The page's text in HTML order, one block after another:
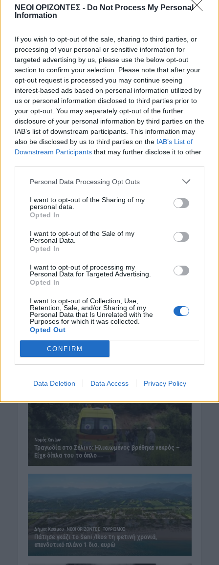
ΝΕΟΙ ΟΡΙΖΟΝΤΕΣ - Do Not Process My Personal
Information
If you wish to opt-out of the sale, sharing to third parties, or
processing of your personal or sensitive information for
targeted advertising by us, please use the below opt-out
section to confirm your selection. Please note that after your
opt-out request is processed you may continue seeing
interest-based ads based on personal information utilized by
us or personal information disclosed to third parties prior to
your opt-out. You may separately opt-out of the further
disclosure of your personal information by third parties on the
IAB’s list of downstream participants. This information may
also be disclosed by us to third parties on the IAB’s List of
Downstream Participants that may further disclose it to other
Personal Data Processing Opt Outs
I want to opt-out of the Sharing of my
personal data.
Opted In
I want to opt-out of the Sale of my
Personal Data.
Opted In
I want to opt-out of processing my
Personal Data for Targeted Advertising.
Opted In
I want to opt-out of Collection, Use,
Retention, Sale, and/or Sharing of my
Personal Data that Is Unrelated with the
Purposes for which it was collected.
Opted Out
CONFIRM
Data Deletion Data Access Privacy Policy
ΝΟΜΌΣ ΧΑΝΊΩΝ
6 Αυγούστου 2026 17:03
ΝΟΜΌΣ ΧΑΝΊΩΝ
Χανιά: Την εντόπισε περιπολικό,
μεταφέρθηκε στο Αστυνομικό Τμήμα
και λίγες ημέρες μετά βρέθηκε νεκρή
6 Αυγούστου 2026 16:57
ΚΡΗΤΗ • ΝΕΟΙ ΟΡΙΖΟΝΤΕΣ
Κτηματολόγιο: Ποιοι μπορούν να
δηλώσουν το ακίνητό τους και μετά
την λήξη της προθεσμίας
6 Αυγούστου 2026 16:53
Χιροσίμα: 81 χρόνια από τον πυρηνικό
ανθρωπότητα
ΕΝΔΙΑΦΕΡΟΝΤΑ
Tα ζώδια της Πέμπτης 6 Αυγούστου
Δημοφιλή αυτή την εβδομάδα